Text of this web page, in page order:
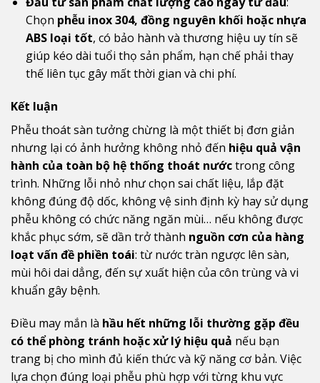
Chọn phễu inox 304, đồng nguyên khối hoặc nhựa
ABS loại tốt, có bảo hành và thương hiệu uy tín sẽ
giúp kéo dài tuổi thọ sản phẩm, hạn chế phải thay
thế liên tục gây mất thời gian và chi phí.
Kết luận
Phễu thoát sàn tưởng chừng là một thiết bị đơn giản
nhưng lại có ảnh hưởng không nhỏ đến hiệu quả vận
hành của toàn bộ hệ thống thoát nướctrong công
trình. Những lỗi nhỏ như chọn sai chất liệu, lắp đặt
không đúng độ dốc, không vệ sinh định kỳ hay sử dụng
phễu không có chức năng ngăn mùi… nếu không được
khắc phục sớm, sẽ dần trở thành nguồn cơn của hàng
loạt vấn đề phiền toái: từ nước tràn ngược lên sàn,
mùi hôi dai dẳng, đến sự xuất hiện của côn trùng và vi
khuẩn gây bệnh.
Điều may mắn là hầu hết những lỗi thường gặp đều
có thể phòng tránh hoặc xử lý hiệu quả nếu bạn
trang bị cho mình đủ kiến thức và kỹ năng cơ bản. Việc
lựa chọn đúng loại phễu phù hợp với từng khu vực